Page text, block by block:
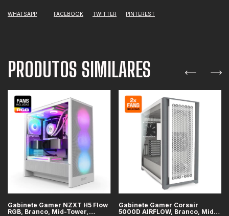
WHATSAPP FACEBOOK TWITTER PINTEREST
PRODUTOS SIMILARES
Gabinete Gamer NZXT H5 Flow
RGB, Branco, Mid-Tower,
Gabinete Gamer Corsair
5000D AIRFLOW, Branco, Mid-